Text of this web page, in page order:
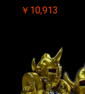
￥10,913